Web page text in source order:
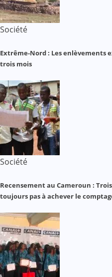
Société
Extrême-Nord : Les enlèvements
trois mois
Société
Recensement au Cameroun :
toujours pas à achever le